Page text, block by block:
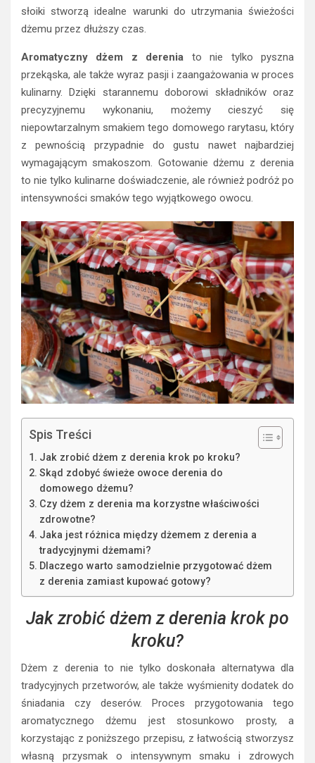
słoiki stworzą idealne warunki do utrzymania świeżości
dżemu przez dłuższy czas.
Aromatyczny dżem z derenia to nie tylko pyszna
przekąska, ale także wyraz pasji i zaangażowania w proces
kulinarny. Dzięki starannemu doborowi składników oraz
precyzyjnemu wykonaniu, możemy cieszyć się
niepowtarzalnym smakiem tego domowego rarytasu, który
z pewnością przypadnie do gustu nawet najbardziej
wymagającym smakoszom. Gotowanie dżemu z derenia
to nie tylko kulinarne doświadczenie, ale również podróż po
intensywności smaków tego wyjątkowego owocu.
Spis Treści
Jak zrobić dżem z derenia krok po kroku?
Skąd zdobyć świeże owoce derenia do
domowego dżemu?
Czy dżem z derenia ma korzystne właściwości
zdrowotne?
Jaka jest różnica między dżemem z derenia a
tradycyjnymi dżemami?
Dlaczego warto samodzielnie przygotować dżem
z derenia zamiast kupować gotowy?
Jak zrobić dżem z derenia krok po
kroku?
Dżem z derenia to nie tylko doskonała alternatywa dla
tradycyjnych przetworów, ale także wyśmienity dodatek do
śniadania czy deserów. Proces przygotowania tego
aromatycznego dżemu jest stosunkowo prosty, a
korzystając z poniższego przepisu, z łatwością stworzysz
własną przysmak o intensywnym smaku i zdrowych